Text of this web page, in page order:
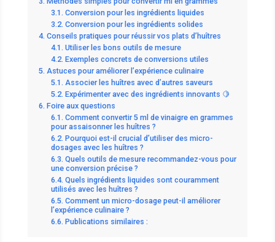
Conversion pour les ingrédients liquides
Conversion pour les ingrédients solides
Conseils pratiques pour réussir vos plats d’huîtres
Utiliser les bons outils de mesure
Exemples concrets de conversions utiles
Astuces pour améliorer l’expérience culinaire
Associer les huîtres avec d’autres saveurs
Expérimenter avec des ingrédients innovants 🍋
Foire aux questions
Comment convertir 5 ml de vinaigre en grammes
pour assaisonner les huîtres ?
Pourquoi est-il crucial d’utiliser des micro-
dosages avec les huîtres ?
Quels outils de mesure recommandez-vous pour
une conversion précise ?
Quels ingrédients liquides sont couramment
utilisés avec les huîtres ?
Comment un micro-dosage peut-il améliorer
l’expérience culinaire ?
Publications similaires :